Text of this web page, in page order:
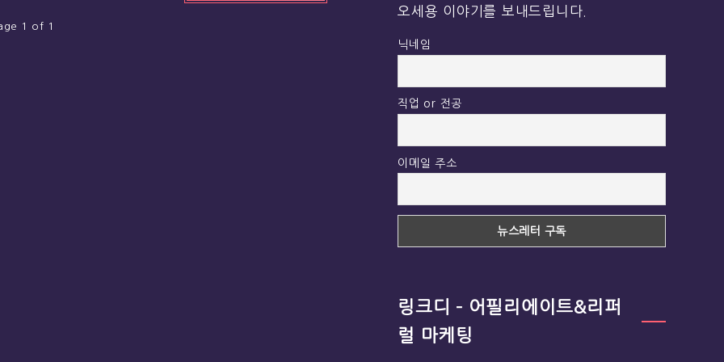
1 of 1
오세용 이야기를 보내드립니다.
닉네임
직업 or 전공
이메일 주소
링크디 – 어필리에이트&리퍼
럴 마케팅